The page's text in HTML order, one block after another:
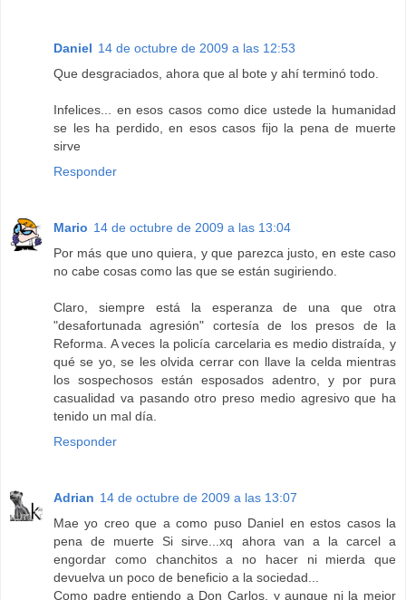
Daniel 14 de octubre de 2009 a las 12:53
Que desgraciados, ahora que al bote y ahí terminó todo.
Infelices... en esos casos como dice ustede la humanidad
se les ha perdido, en esos casos fijo la pena de muerte
sirve
Responder
Mario 14 de octubre de 2009 a las 13:04
Por más que uno quiera, y que parezca justo, en este caso
no cabe cosas como las que se están sugiriendo.
Claro, siempre está la esperanza de una que otra
"desafortunada agresión" cortesía de los presos de la
Reforma. A veces la policía carcelaria es medio distraída, y
qué se yo, se les olvida cerrar con llave la celda mientras
los sospechosos están esposados adentro, y por pura
casualidad va pasando otro preso medio agresivo que ha
tenido un mal día.
Responder
Adrian 14 de octubre de 2009 a las 13:07
Mae yo creo que a como puso Daniel en estos casos la
pena de muerte Si sirve...xq ahora van a la carcel a
engordar como chanchitos a no hacer ni mierda que
devuelva un poco de beneficio a la sociedad...
Como padre entiendo a Don Carlos, y aunque ni la mejor